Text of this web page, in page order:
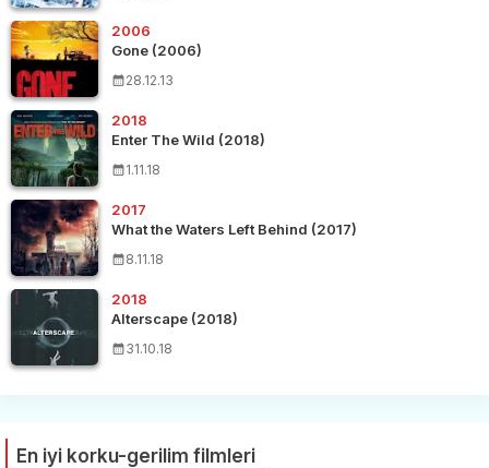
2006
Gone (2006)
28.12.13
2018
Enter The Wild (2018)
1.11.18
2017
What the Waters Left Behind (2017)
8.11.18
2018
Alterscape (2018)
31.10.18
En iyi korku-gerilim filmleri